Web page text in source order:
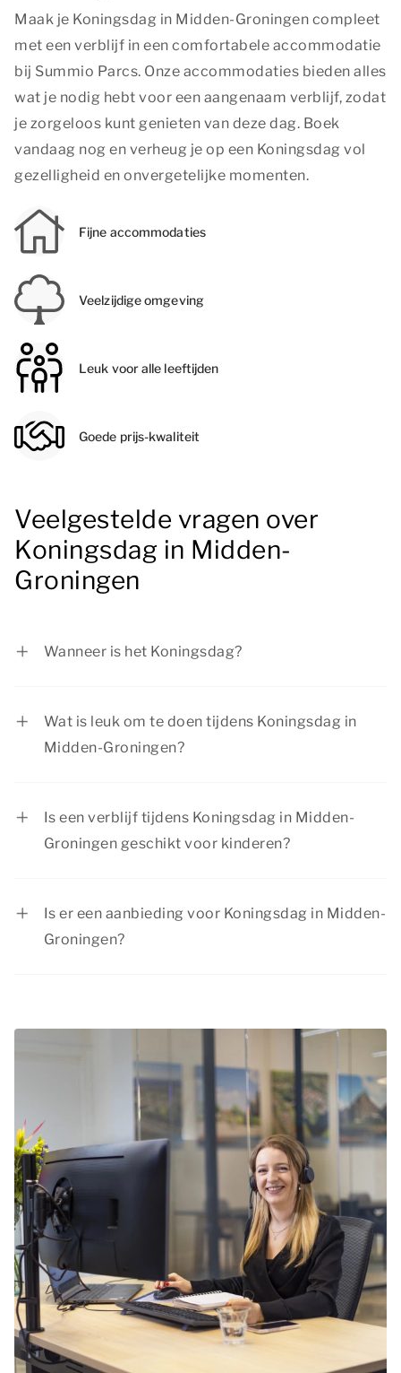
Maak je Koningsdag in Midden-Groningen compleet
met een verblijf in een comfortabele accommodatie
bij Summio Parcs. Onze accommodaties bieden alles
wat je nodig hebt voor een aangenaam verblijf, zodat
je zorgeloos kunt genieten van deze dag. Boek
vandaag nog en verheug je op een Koningsdag vol
gezelligheid en onvergetelijke momenten.
Fijne accommodaties
Veelzijdige omgeving
Leuk voor alle leeftijden
Goede prijs-kwaliteit
Veelgestelde vragen over
Koningsdag in Midden-
Groningen
Wanneer is het Koningsdag?
Wat is leuk om te doen tijdens Koningsdag in
Midden-Groningen?
voor jong en oud!
Is een verblijf tijdens Koningsdag in Midden-
Groningen geschikt voor kinderen?
Is er een aanbieding voor Koningsdag in Midden-
Groningen?